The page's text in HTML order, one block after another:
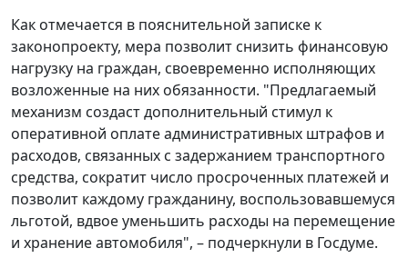
Как отмечается в пояснительной записке к
законопроекту, мера позволит снизить финансовую
нагрузку на граждан, своевременно исполняющих
возложенные на них обязанности. "Предлагаемый
механизм создаст дополнительный стимул к
оперативной оплате административных штрафов и
расходов, связанных с задержанием транспортного
средства, сократит число просроченных платежей и
позволит каждому гражданину, воспользовавшемуся
льготой, вдвое уменьшить расходы на перемещение
и хранение автомобиля", – подчеркнули в Госдуме.